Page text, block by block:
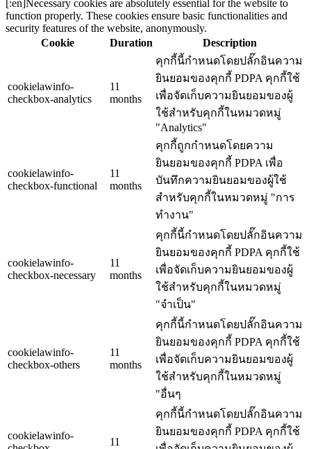
[:en]Necessary cookies are absolutely essential for the website to
function properly. These cookies ensure basic functionalities and
security features of the website, anonymously.
Cookie
Duration Description
cookielawinfo-
checkbox-analytics
11
months
คุกกี้นี้กำหนดโดยปลั๊กอินความ
ยินยอมของคุกกี้ PDPA คุกกี้ใช้
เพื่อจัดเก็บความยินยอมของผู้
ใช้สำหรับคุกกี้ในหมวดหมู่
"Analytics"
cookielawinfo-
checkbox-functional
11
months
คุกกี้ถูกกำหนดโดยความ
ยินยอมของคุกกี้ PDPA เพื่อ
บันทึกความยินยอมของผู้ใช้
สำหรับคุกกี้ในหมวดหมู่ "การ
ทำงาน"
cookielawinfo-
checkbox-necessary
11
months
คุกกี้นี้กำหนดโดยปลั๊กอินความ
ยินยอมของคุกกี้ PDPA คุกกี้ใช้
เพื่อจัดเก็บความยินยอมของผู้
ใช้สำหรับคุกกี้ในหมวดหมู่
"จำเป็น"
cookielawinfo-
checkbox-others
11
months
คุกกี้นี้กำหนดโดยปลั๊กอินความ
ยินยอมของคุกกี้ PDPA คุกกี้ใช้
เพื่อจัดเก็บความยินยอมของผู้
ใช้สำหรับคุกกี้ในหมวดหมู่
"อื่นๆ
cookielawinfo-
11
คุกกี้นี้กำหนดโดยปลั๊กอินความ
ยินยอมของคุกกี้ PDPA คุกกี้ใช้